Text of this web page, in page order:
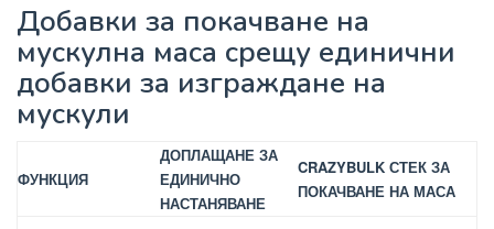
Добавки за покачване на
мускулна маса срещу единични
добавки за изграждане на
мускули
ФУНКЦИЯ
ДОПЛАЩАНЕ ЗА
ЕДИНИЧНО
НАСТАНЯВАНЕ
CRAZYBULK СТЕК ЗА
ПОКАЧВАНЕ НА МАСА